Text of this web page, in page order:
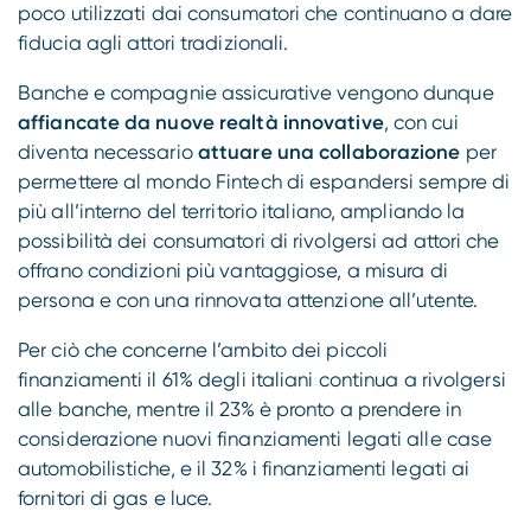
poco utilizzati dai consumatori che continuano a dare
fiducia agli attori tradizionali.
Banche e compagnie assicurative vengono dunque
affiancate da nuove realtà innovative, con cui
diventa necessario attuare una collaborazione per
permettere al mondo Fintech di espandersi sempre di
più all’interno del territorio italiano, ampliando la
possibilità dei consumatori di rivolgersi ad attori che
offrano condizioni più vantaggiose, a misura di
persona e con una rinnovata attenzione all’utente.
Per ciò che concerne l’ambito dei piccoli
finanziamenti il 61% degli italiani continua a rivolgersi
alle banche, mentre il 23% è pronto a prendere in
considerazione nuovi finanziamenti legati alle case
automobilistiche, e il 32% i finanziamenti legati ai
fornitori di gas e luce.